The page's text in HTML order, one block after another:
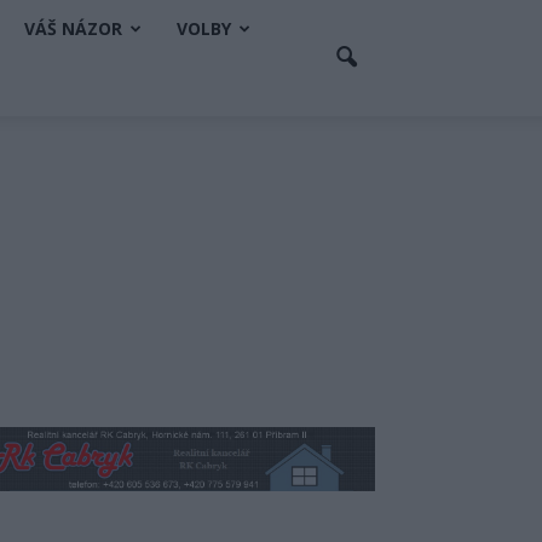
VÁŠ NÁZOR VOLBY